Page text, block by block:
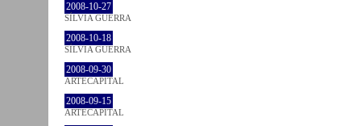
2008-10-27
SÍLVIA GUERRA
2008-10-18
SÍLVIA GUERRA
2008-09-30
ARTECAPITAL
2008-09-15
ARTECAPITAL